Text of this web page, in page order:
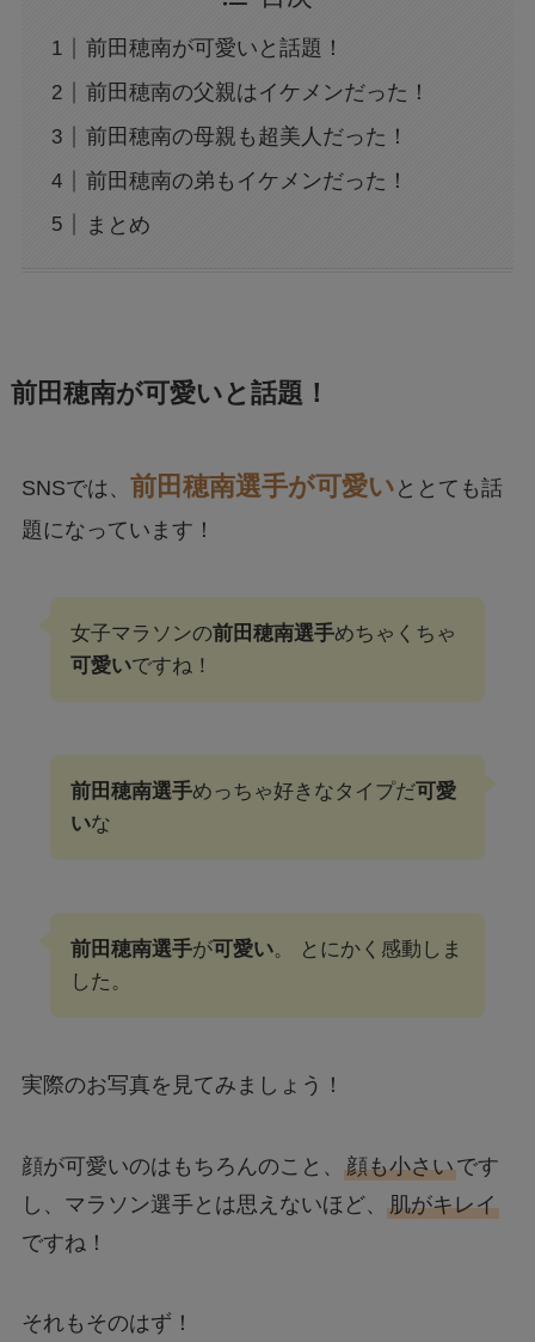
前田穂南が可愛いと話題！
前田穂南の父親はイケメンだった！
前田穂南の母親も超美人だった！
前田穂南の弟もイケメンだった！
まとめ
前田穂南が可愛いと話題！
SNSでは、 前田穂南選手が可愛い ととても話
題になっています！
女子マラソンの前田穂南選手めちゃくちゃ
可愛いですね！
前田穂南選手めっちゃ好きなタイプだ可愛
いな
前田穂南選手が可愛い。 とにかく感動しま
した。
実際のお写真を見てみましょう！
顔が可愛いのはもちろんのこと、 顔も小さいです
し、マラソン選手とは思えないほど、 肌がキレイ
ですね！
それもそのはず！